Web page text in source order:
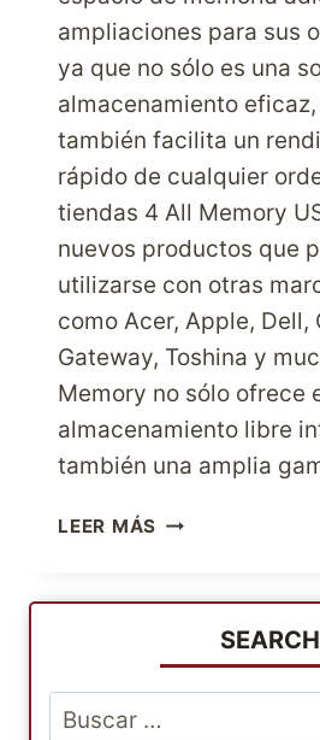
ampliaciones para sus
ya que no sólo es una
almacenamiento
también facilita un
rápido de cualquier
tiendas 4 All Memory
nuevos productos que
utilizarse con otras
como Acer, Apple, Dell,
Gateway, Toshina y
Memory no sólo ofrece
almacenamiento libre
también una amplia
LEER MÁS DISFRUTA
ESPACIO
4
MEMORIAS
SEARCH
Buscar: